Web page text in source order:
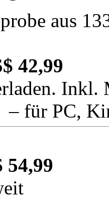
aus
42,99
Inkl.
– für PC,
54,99